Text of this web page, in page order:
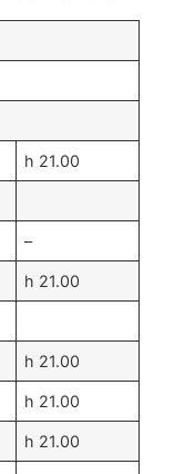
h 21.00
–
h 21.00
h 21.00
h 21.00
h 21.00